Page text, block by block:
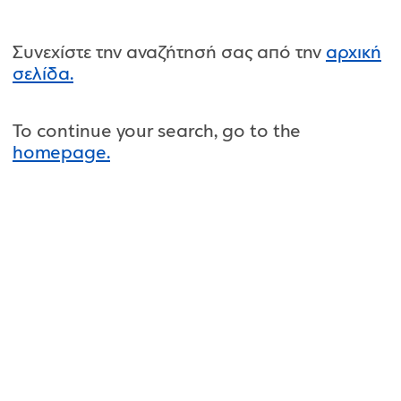
Συνεχίστε την αναζήτησή σας από την αρχική
σελίδα.
To continue your search, go to the
homepage.